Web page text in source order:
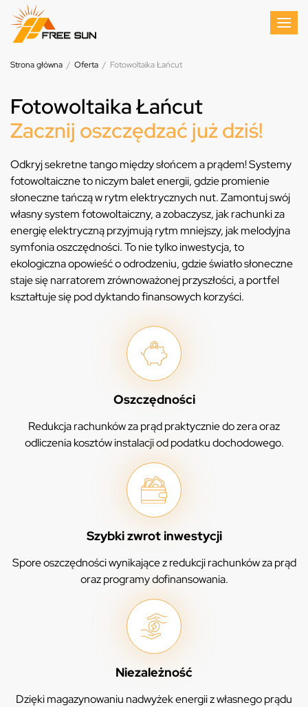
Strona główna / Oferta / Fotowoltaika Łańcut
Fotowoltaika Łańcut
Zacznij oszczędzać już dziś!
Odkryj sekretne tango między słońcem a prądem! Systemy
fotowoltaiczne to niczym balet energii, gdzie promienie
słoneczne tańczą w rytm elektrycznych nut. Zamontuj swój
własny system fotowoltaiczny, a zobaczysz, jak rachunki za
energię elektryczną przyjmują rytm mniejszy, jak melodyjna
symfonia oszczędności. To nie tylko inwestycja, to
ekologiczna opowieść o odrodzeniu, gdzie światło słoneczne
staje się narratorem zrównoważonej przyszłości, a portfel
kształtuje się pod dyktando finansowych korzyści.
Oszczędności
Redukcja rachunków za prąd praktycznie do zera oraz
odliczenia kosztów instalacji od podatku dochodowego.
Szybki zwrot inwestycji
Spore oszczędności wynikające z redukcji rachunków za prąd
oraz programy dofinansowania.
Niezależność
Dzięki magazynowaniu nadwyżek energii z własnego prądu